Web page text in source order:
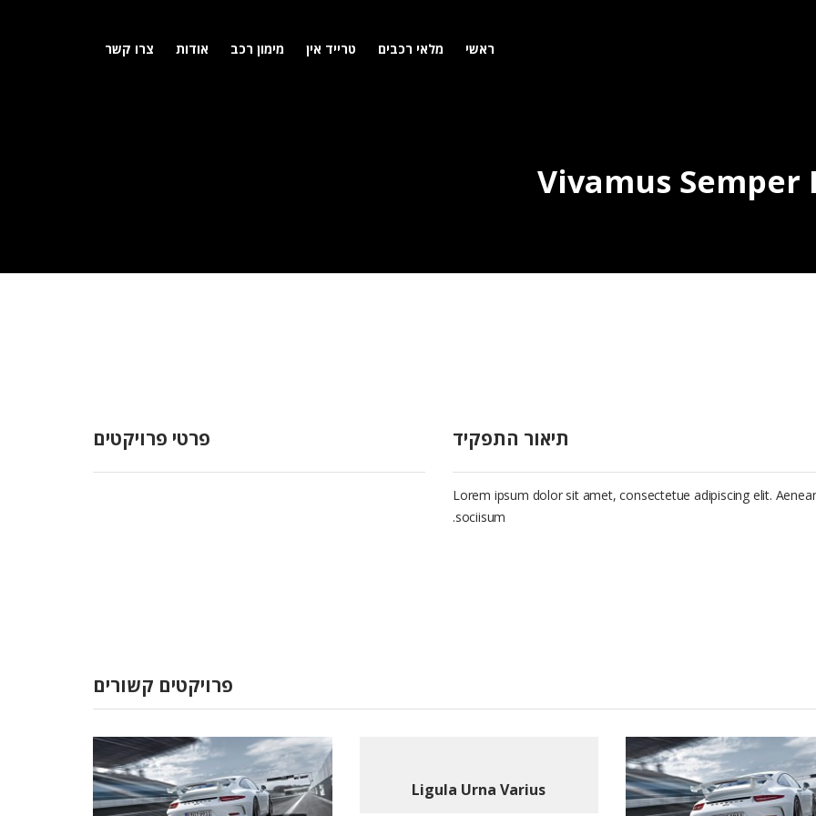
ראשי מלאי רכבים טרייד אין מימון רכב אודות צרו קשר
Vivamus Semper
תיאור התפקיד
Lorem ipsum dolor sit amet, consectetue adipiscing elit.
sociisum.
פרטי פרויקטים
פרויקטים קשורים
Ligula Urna Varius